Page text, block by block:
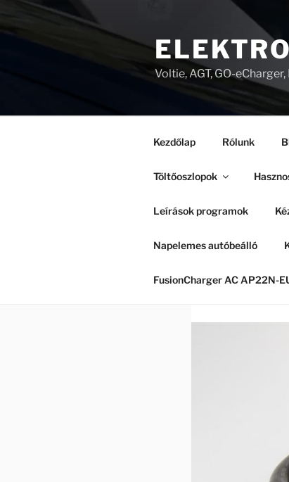
Tartalomhoz
Voltie, AGT, GO-
Kezdőlap Rólunk
Töltőoszlopok
Leírások programok
Napelemes autóbeálló
FusionCharger AC AP22N-